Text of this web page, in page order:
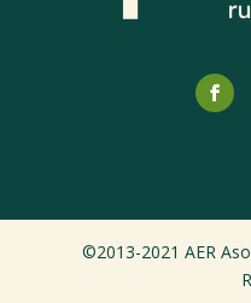
©2013-2021 AER